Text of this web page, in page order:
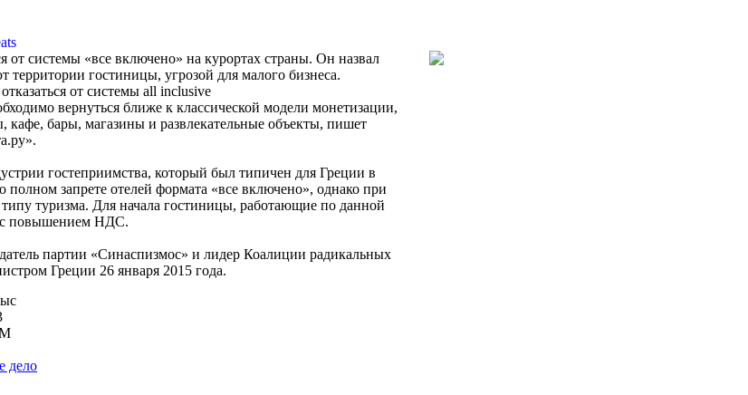
системы «все включено» на курортах страны. Он назвал
гостиницы, угрозой для малого бизнеса.
от системы all inclusive
вернуться ближе к классической модели монетизации,
кафе, бары, магазины и развлекательные объекты, пишет
гостеприимства, который был типичен для Греции в
полном запрете отелей формата «все включено», однако при
туризма. Для начала гостиницы, работающие по данной
с повышением НДС.
партии «Синаспизмос» и лидер Коалиции радикальных
Греции 26 января 2015 года.
дело